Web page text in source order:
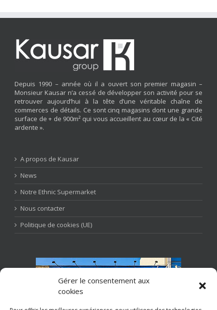
Gérer le consentement aux
cookies
Depuis 1990 – année où il a ouvert son premier magasin –
Monsieur Kausar n’a cessé de développer son activité pour se
retrouver aujourd’hui à la tête d’une véritable chaîne de
commerces de détails. Ce sont cinq magasins dont une grande
surface de + de 900m² qui vous accueillent au cœur de la « Cité
ardente ».
A propos de Kausar
News
Notre Ethnic Supermarket
Nous contacter
Politique de cookies (UE)